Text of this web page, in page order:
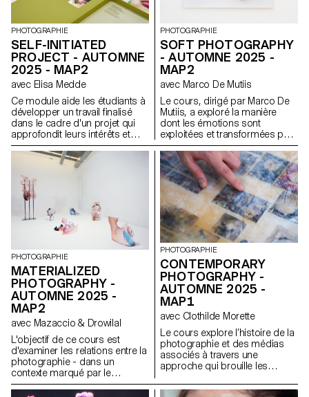
PHOTOGRAPHIE
SELF-INITIATED
PROJECT - AUTOMNE
2025 - MAP2
avec Elisa Medde
Ce module aide les étudiants à
développer un travail finalisé
dans le cadre d'un projet qui
approfondit leurs intérêts et
leurs recherches. Le module
donne l'opportunité de prendre
certaines des idées, des
compétences et des thèmes
explorés au cours du premier
semestre et d'en faire un tout
nouveau travail qui peut
prendre toutes les formes
possibles : un livre, une
installation, un projet en ligne,
une performance.
PHOTOGRAPHIE
SOFT PHOTOGRAPHY
- AUTOMNE 2025 -
MAP2
avec Marco De Mutiis
Le cours, dirigé par Marco De
Mutiis, a exploré la manière
dont les émotions sont
exploitées et transformées par
les pratiques et l'esthétique des
médias sociaux (par exemple,
la photographie d'influence et
les images de synthèse, la
beauté opérationnelle et la
gentillesse militarisée), ainsi
que par les récentes
technologies de l'image (par
exemple, les plateformes d'IA
générative et les services de
conversion du texte en image).
PHOTOGRAPHIE
MATERIALIZED
PHOTOGRAPHY -
AUTOMNE 2025 -
MAP2
avec Mazaccio & Drowilal
L'objectif de ce cours est
d'examiner les relations entre la
photographie - dans un
contexte marqué par le
numérique - et ses différents
PHOTOGRAPHIE
CONTEMPORARY
PHOTOGRAPHY -
AUTOMNE 2025 -
MAP1
avec Clothilde Morette
Le cours explore l’histoire de la
photographie et des médias
associés à travers une
approche qui brouille les
académique et populaire, ainsi